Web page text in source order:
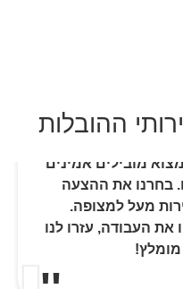
ההובלות
מובילים אמינים
4 חדרים. בחרנו את ההצעה
מעל למצופה.
העבודה, עזרו לנו